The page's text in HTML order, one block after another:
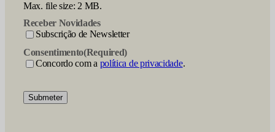
Max. file size: 2 MB.
Receber Novidades
Subscrição de Newsletter
Consentimento(Required)
Concordo com a política de privacidade.
Submeter